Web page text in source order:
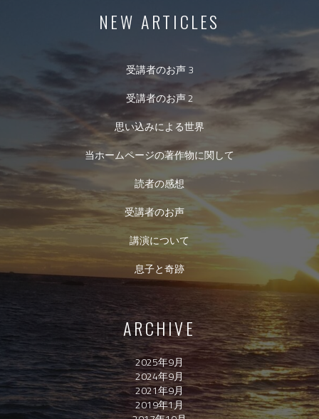
NEW ARTICLES
受講者のお声 3
受講者のお声 2
思い込みによる世界
当ホームページの著作物に関して
読者の感想
受講者のお声
講演について
息子と奇跡
ARCHIVE
2025年9月
2024年9月
2021年9月
2019年1月